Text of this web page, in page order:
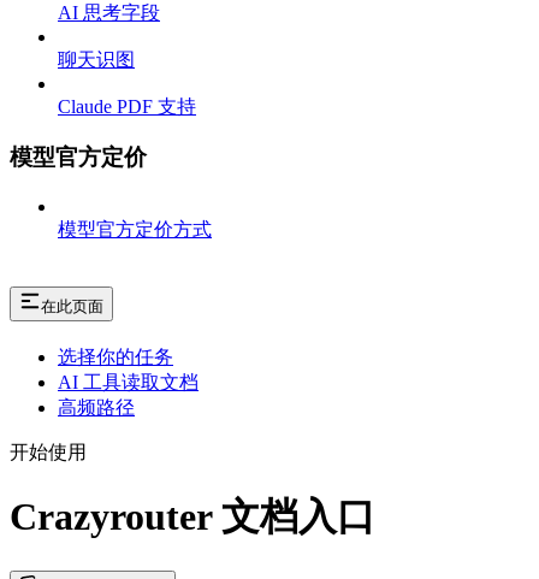
AI 思考字段
聊天识图
Claude PDF 支持
模型官方定价
模型官方定价方式
在此页面
选择你的任务
AI 工具读取文档
高频路径
开始使用
Crazyrouter 文档入口